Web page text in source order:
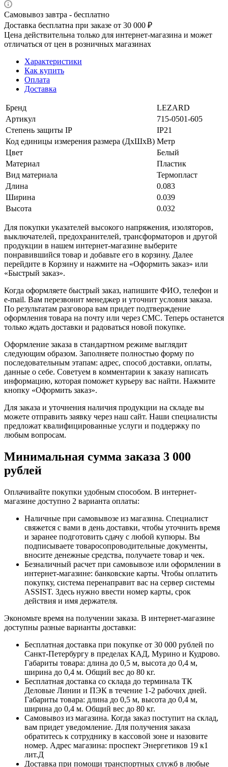
Самовывоз завтра - бесплатно
Доставка бесплатна при заказе от 30 000 ₽
Цена действительна только для интернет-магазина и может
отличаться от цен в розничных магазинах
Характеристики
Как купить
Оплата
Доставка
Бренд
LEZARD
Артикул
715-0501-605
Степень защиты IP
IP21
Код единицы измерения размера (ДхШхВ) Метр
Цвет
Белый
Материал
Пластик
Вид материала
Термопласт
Длина
0.083
Ширина
0.039
Высота
0.032
Для покупки указателей высокого напряжения, изоляторов,
выключателей, предохранителей, трансформаторов и другой
продукции в нашем интернет-магазине выберите
понравившийся товар и добавьте его в корзину. Далее
перейдите в Корзину и нажмите на «Оформить заказ» или
«Быстрый заказ».
Когда оформляете быстрый заказ, напишите ФИО, телефон и
e-mail. Вам перезвонит менеджер и уточнит условия заказа.
По результатам разговора вам придет подтверждение
оформления товара на почту или через СМС. Теперь останется
только ждать доставки и радоваться новой покупке.
Оформление заказа в стандартном режиме выглядит
следующим образом. Заполняете полностью форму по
последовательным этапам: адрес, способ доставки, оплаты,
данные о себе. Советуем в комментарии к заказу написать
информацию, которая поможет курьеру вас найти. Нажмите
кнопку «Оформить заказ».
Для заказа и уточнения наличия продукции на складе вы
можете отправить заявку через наш сайт. Наши специалисты
предложат квалифицированные услуги и поддержку по
любым вопросам.
Минимальная сумма заказа 3 000
рублей
Оплачивайте покупки удобным способом. В интернет-
магазине доступно 2 варианта оплаты:
Наличные при самовывозе из магазина. Специалист
свяжется с вами в день доставки, чтобы уточнить время
и заранее подготовить сдачу с любой купюры. Вы
подписываете товаросопроводительные документы,
вносите денежные средства, получаете товар и чек.
Безналичный расчет при самовывозе или оформлении в
интернет-магазине: банковские карты. Чтобы оплатить
покупку, система перенаправит вас на сервер системы
ASSIST. Здесь нужно ввести номер карты, срок
действия и имя держателя.
Экономьте время на получении заказа. В интернет-магазине
доступны разные варианты доставки:
Бесплатная доставка при покупке от 30 000 рублей по
Санкт-Петербургу в пределах КАД, Мурино и Кудрово.
Габариты товара: длина до 0,5 м, высота до 0,4 м,
ширина до 0,4 м. Общий вес до 80 кг.
Бесплатная доставка со склада до терминала ТК
Деловые Линии и ПЭК в течение 1-2 рабочих дней.
Габариты товара: длина до 0,5 м, высота до 0,4 м,
ширина до 0,4 м. Общий вес до 80 кг.
Самовывоз из магазина. Когда заказ поступит на склад,
вам придет уведомление. Для получения заказа
обратитесь к сотруднику в кассовой зоне и назовите
номер. Адрес магазина: проспект Энергетиков 19 к1
лит.Д
Доставка при помощи транспортных служб в любые